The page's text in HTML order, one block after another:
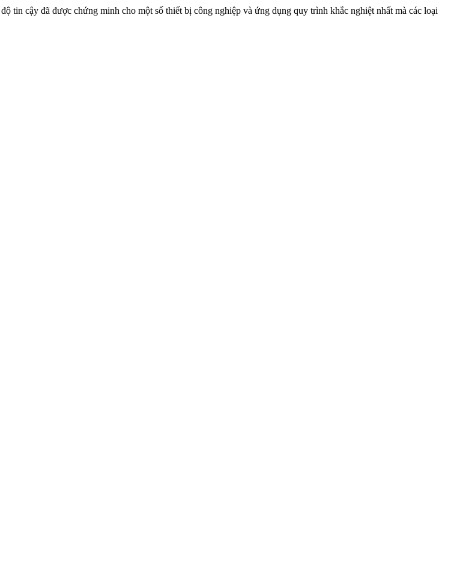
tin cậy đã được chứng minh cho một số thiết bị công nghiệp và ứng dụng quy trình khắc nghiệt nhất mà các loại